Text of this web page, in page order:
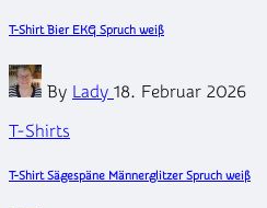
T-Shirt Bier EKG Spruch weiß
Posted
by
By Lady 18. Februar 2026
Posted
T-Shirts
T-Shirt Sägespäne Männerglitzer Spruch weiß